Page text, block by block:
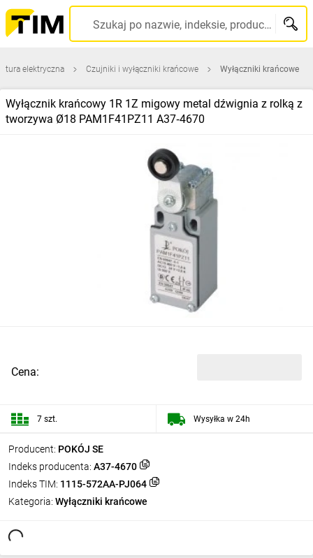
Szukaj po nazwie, indeksie, producencie, kodzie kreskowym...
elektryczna Czujniki i wyłączniki krańcowe Wyłączniki krańcowe
Wyłącznik krańcowy 1R 1Z migowy metal dźwignia z rolką z
tworzywa Ø18 PAM1F41PZ11 A37‑4670
Producent: POKÓJ SE
Indeks producenta: A37-4670
Indeks TIM: 1115-572AA-PJ064
Kategoria: Wyłączniki krańcowe
Cena:
7 szt. Wysyłka w 24h